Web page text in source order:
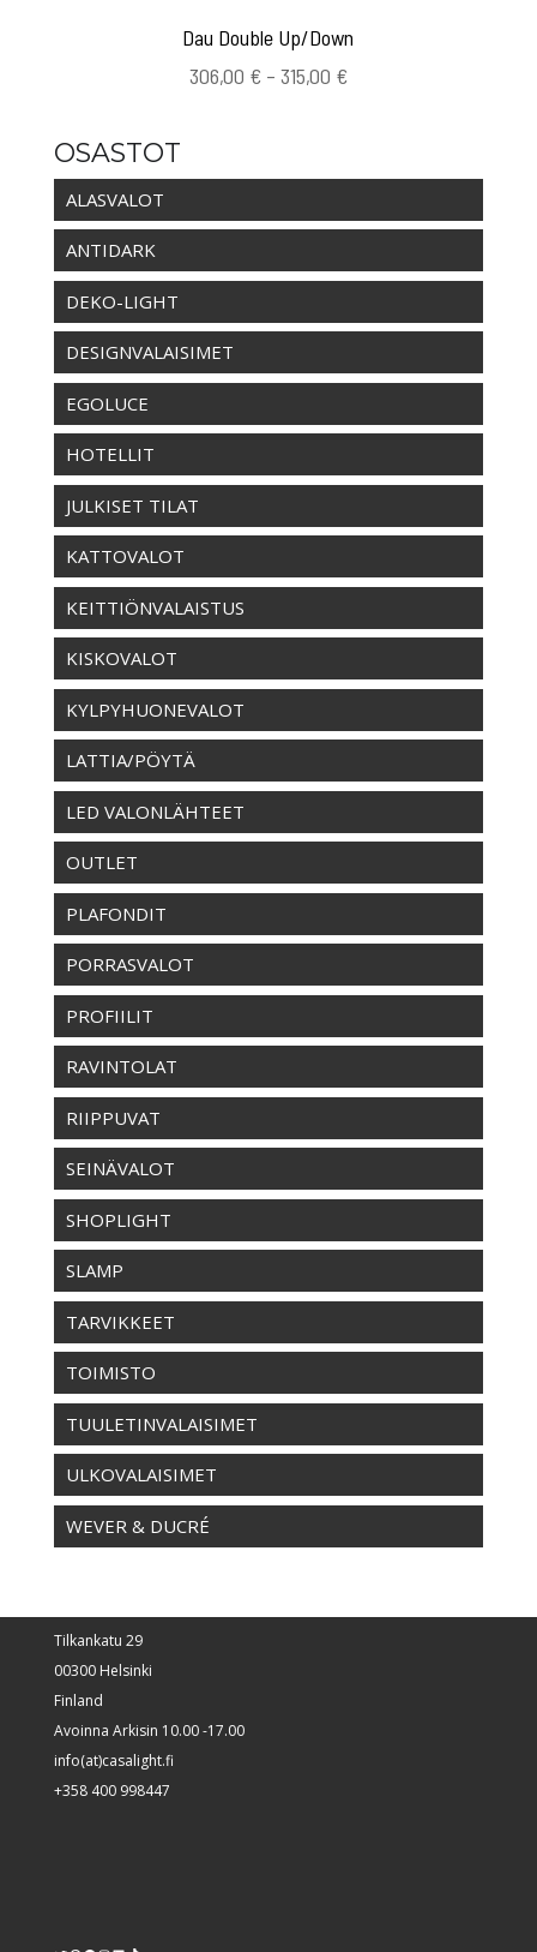
Dau Double Up/Down
306,00 € – 315,00 €Hintaluokka:
OSASTOT
ALASVALOT
ANTIDARK
DEKO-LIGHT
DESIGNVALAISIMET
EGOLUCE
HOTELLIT
JULKISET TILAT
KATTOVALOT
KEITTIÖNVALAISTUS
KISKOVALOT
KYLPYHUONEVALOT
LATTIA/PÖYTÄ
LED VALONLÄHTEET
OUTLET
PLAFONDIT
PORRASVALOT
PROFIILIT
RAVINTOLAT
RIIPPUVAT
SEINÄVALOT
SHOPLIGHT
SLAMP
TARVIKKEET
TOIMISTO
TUULETINVALAISIMET
ULKOVALAISIMET
WEVER & DUCRÉ
Tilkankatu 29
00300 Helsinki
Finland
Avoinna Arkisin 10.00 -17.00
info(at)casalight.fi
+358 400 998447